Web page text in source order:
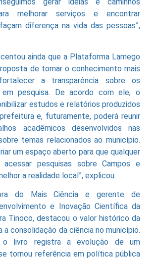
melhorar serviços e encontrar
diferença na vida das pessoas”,
ainda que a Plataforma Lamego
de tornar o conhecimento mais
a transparência sobre os
em pesquisa. De acordo com ele, o
estudos e relatórios produzidos
e, futuramente, poderá reunir
acadêmicos desenvolvidos nas
temas relacionados ao município.
um espaço aberto para que qualquer
acessar pesquisas sobre Campos e
a realidade local”, explicou.
do Mais Ciência e gerente de
e Inovação Científica da
Tinoco, destacou o valor histórico da
a consolidação da ciência no município.
o livro registra a evolução de um
tornou referência em política pública